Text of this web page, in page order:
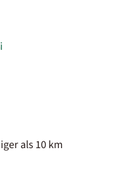
als 10 km